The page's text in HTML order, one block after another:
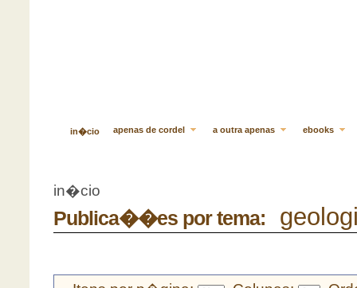
in�cio apenas de cordel a outra apenas ebooks
in�cio
Publica��es por tema: